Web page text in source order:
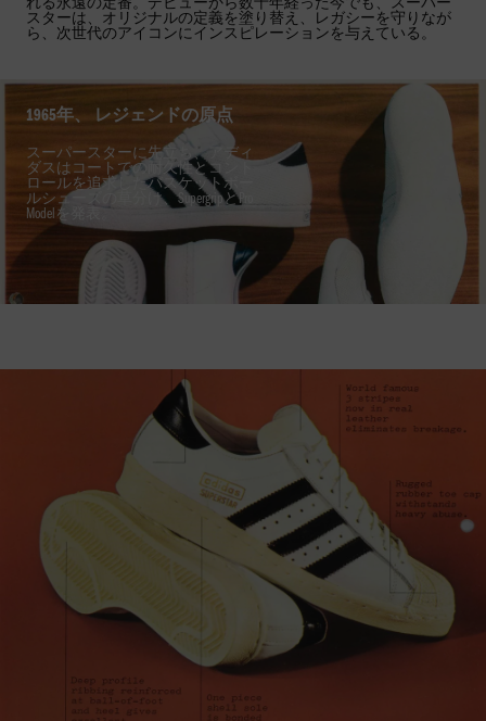
れる永遠の定番。デビューから数十年経った今でも、スーパー
スターは、オリジナルの定義を塗り替え、レガシーを守りなが
ら、次世代のアイコンにインスピレーションを与えている。
1965年、 レジェンドの原点
スーパースターに先立ち、アディ
ダスはコートでの耐久性とコント
ロールを追求したバスケットボー
ルシューズの草分け、SupergripとPro
Modelを発表。